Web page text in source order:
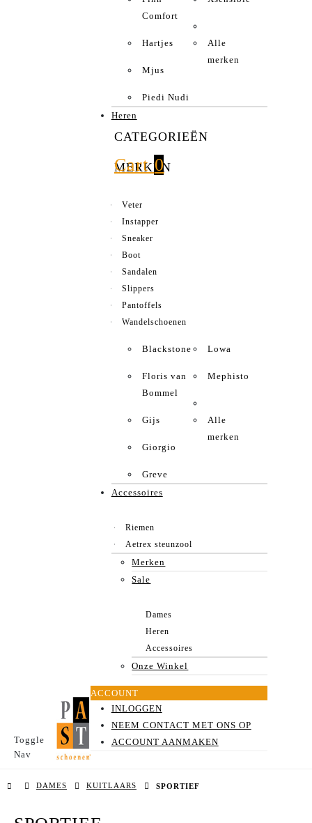
Toggle
Nav
Comfort
Hartjes
Mjus
Piedi Nudi
Alle
merken
Heren
CATEGORIEËN
MERKEN
Veter
Instapper
Sneaker
Boot
Sandalen
Slippers
Pantoffels
Wandelschoenen
Blackstone
Floris van
Bommel
Gijs
Giorgio
Greve
Lowa
Mephisto
Alle
merken
Accessoires
Riemen
Aetrex steunzool
Merken
Sale
Dames
Heren
Accessoires
Onze Winkel
ACCOUNT
INLOGGEN
NEEM CONTACT MET ONS OP
ACCOUNT AANMAKEN
Cart 0
DAMES KUITLAARS SPORTIEF